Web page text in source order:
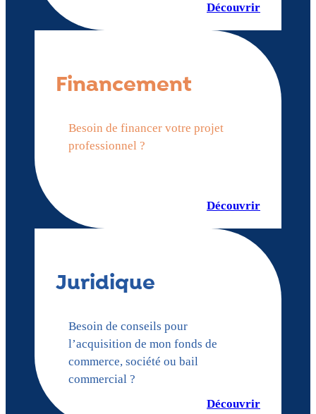
Découvrir
Financement
Besoin de financer votre projet
professionnel ?
Découvrir
Juridique
Besoin de conseils pour
l’acquisition de mon fonds de
commerce, société ou bail
commercial ?
Découvrir